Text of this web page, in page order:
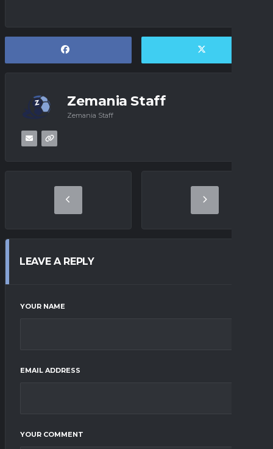
Zemania Staff
Zemania Staff
LEAVE A REPLY
YOUR NAME
EMAIL ADDRESS
YOUR COMMENT